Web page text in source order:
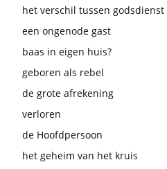
het verschil tussen
een ongenode gast
baas in eigen huis?
geboren als rebel
de grote afrekening
verloren
de Hoofdpersoon
het geheim van het kruis